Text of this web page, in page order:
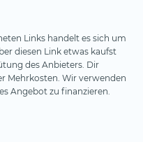
Links handelt es sich um
diesen Link etwas kaufst
des Anbieters. Dir
Mehrkosten. Wir verwenden
Angebot zu finanzieren.